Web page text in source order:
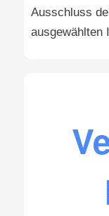
Ausschluss
ausgewählten